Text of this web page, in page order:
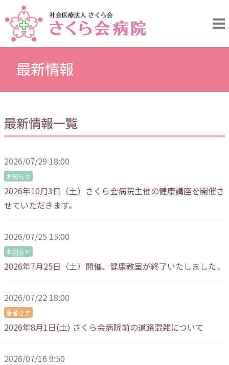
最新情報
最新情報一覧
2026/07/29 18:00
お知らせ
2026年10月3日（土）さくら会病院主催の健康講座を開催さ
せていただきます。
2026/07/25 15:00
お知らせ
2026年7月25日（土）開催、健康教室が終了いたしました。
2026/07/22 18:00
患者さま
2026年8月1日(土) さくら会病院前の道路混雑について
2026/07/16 9:50